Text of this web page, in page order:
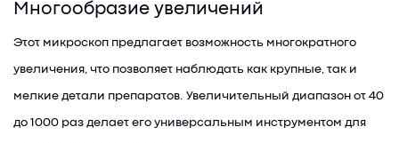
Многообразие увеличений
Этот микроскоп предлагает возможность многократного
увеличения, что позволяет наблюдать как крупные, так и
мелкие детали препаратов. Увеличительный диапазон от 40
до 1000 раз делает его универсальным инструментом для